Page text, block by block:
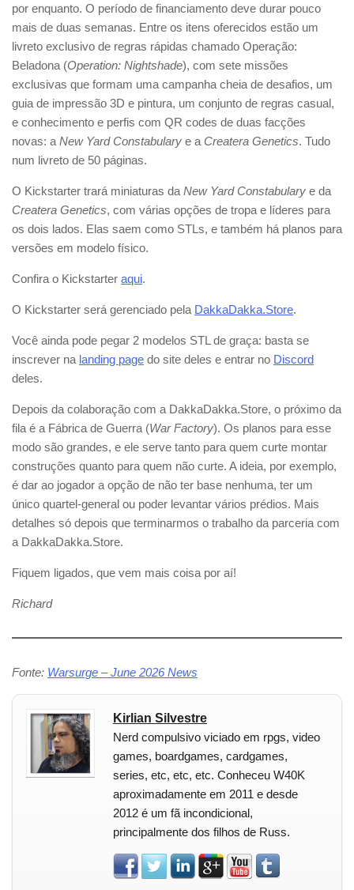
por enquanto. O período de financiamento deve durar pouco
mais de duas semanas. Entre os itens oferecidos estão um
livreto exclusivo de regras rápidas chamado Operação:
Beladona (Operation: Nightshade), com sete missões
exclusivas que formam uma campanha cheia de desafios, um
guia de impressão 3D e pintura, um conjunto de regras casual,
e conhecimento e perfis com QR codes de duas facções
novas: a New Yard Constabulary e a Createra Genetics. Tudo
num livreto de 50 páginas.
O Kickstarter trará miniaturas da New Yard Constabulary e da
Createra Genetics, com várias opções de tropa e líderes para
os dois lados. Elas saem como STLs, e também há planos para
versões em modelo físico.
Confira o Kickstarter aqui.
O Kickstarter será gerenciado pela DakkaDakka.Store.
Você ainda pode pegar 2 modelos STL de graça: basta se
inscrever na landing page do site deles e entrar no Discord
deles.
Depois da colaboração com a DakkaDakka.Store, o próximo da
fila é a Fábrica de Guerra (War Factory). Os planos para esse
modo são grandes, e ele serve tanto para quem curte montar
construções quanto para quem não curte. A ideia, por exemplo,
é dar ao jogador a opção de não ter base nenhuma, ter um
único quartel-general ou poder levantar vários prédios. Mais
detalhes só depois que terminarmos o trabalho da parceria com
a DakkaDakka.Store.
Fiquem ligados, que vem mais coisa por aí!
Richard
Fonte: Warsurge – June 2026 News
Kirlian Silvestre
Nerd compulsivo viciado em rpgs, video
games, boardgames, cardgames,
series, etc, etc, etc. Conheceu W40K
aproximadamente em 2011 e desde
2012 é um fã incondicional,
principalmente dos filhos de Russ.